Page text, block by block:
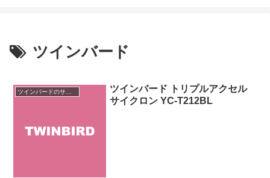
ツインバード
ツインバードのサイクロン掃除機
ツインバード トリプルアクセル
サイクロン YC-T212BL